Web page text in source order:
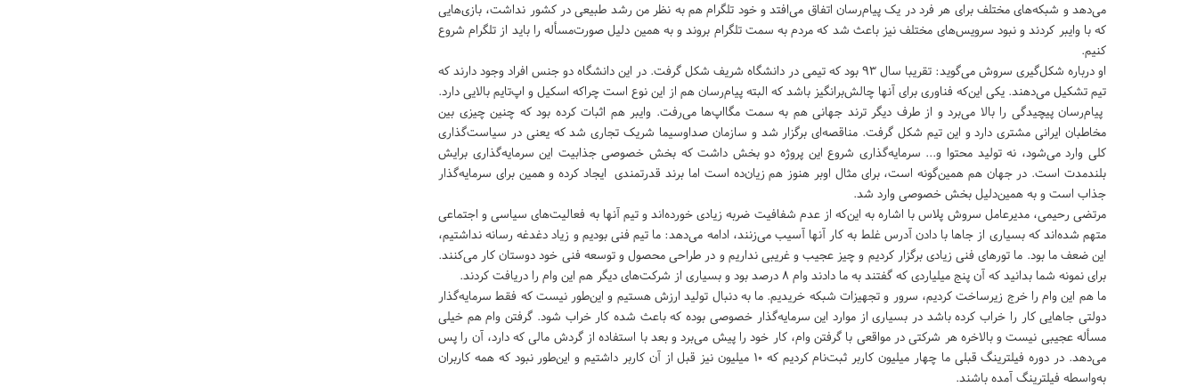
می‌دهد و شبکه‌های مختلف برای هر فرد در یک پیام‌رسان اتفاق می‌افتد و خود تلگرام هم به نظر من رشد طبیعی در کشور نداشت، بازی‌هایی
که با وایبر کردند و نبود سرویس‌های مختلف نیز باعث شد که مردم به سمت تلگرام بروند و به همین دلیل صورت‌مسأله را باید از تلگرام شروع
کنیم.
او درباره شکل‌گیری سروش می‌گوید: تقریبا سال ۹۳ بود که تیمی در دانشگاه شریف شکل گرفت. در این دانشگاه دو جنس افراد وجود دارند که
تیم تشکیل می‌دهند. یکی این‌که فناوری برای آنها چالش‌برانگیز باشد که البته پیام‌رسان هم از این نوع است چراکه اسکیل و اپ‌تایم بالایی دارد.
پیام‌رسان پیچیدگی را بالا می‌برد و از طرف دیگر ترند جهانی هم به سمت مگااپ‌ها می‌رفت. وایبر هم اثبات کرده بود که چنین چیزی بین
مخاطبان ایرانی مشتری دارد و این تیم شکل گرفت. مناقصه‌ای برگزار شد و سازمان صداوسیما شریک تجاری شد که یعنی در سیاست‌گذاری
کلی وارد می‌شود، نه تولید محتوا و... سرمایه‌گذاری شروع این پروژه دو بخش داشت که بخش خصوصی جذابیت این سرمایه‌گذاری برایش
بلندمدت است. در جهان هم همین‌گونه است، برای مثال اوبر هنوز هم زیان‌ده است اما برند قدرتمندی ایجاد کرده و همین برای سرمایه‌گذار
جذاب است و به همین‌دلیل بخش خصوصی وارد شد.
مرتضی رحیمی، مدیرعامل سروش پلاس با اشاره به این‌که از عدم شفافیت ضربه زیادی خورده‌اند و تیم آنها به فعالیت‌های سیاسی و اجتماعی
متهم شده‌اند که بسیاری از جاها با دادن آدرس غلط به کار آنها آسیب می‌زنند، ادامه می‌دهد: ما تیم فنی بودیم و زیاد دغدغه رسانه نداشتیم،
این ضعف ما بود. ما تورهای فنی زیادی برگزار کردیم و چیز عجیب و غریبی نداریم و در طراحی محصول و توسعه فنی خود دوستان کار می‌کنند.
برای نمونه شما بدانید که آن پنج میلیاردی که گفتند به ما دادند وام ۸ درصد بود و بسیاری از شرکت‌های دیگر هم این وام را دریافت کردند.
ما هم این وام را خرج زیرساخت کردیم، سرور و تجهیزات شبکه خریدیم. ما به دنبال تولید ارزش هستیم و این‌طور نیست که فقط سرمایه‌گذار
دولتی جاهایی کار را خراب کرده باشد در بسیاری از موارد این سرمایه‌گذار خصوصی بوده که باعث شده کار خراب شود. گرفتن وام هم خیلی
مسأله عجیبی نیست و بالاخره هر شرکتی در مواقعی با گرفتن وام، کار خود را پیش‌ می‌برد و بعد با استفاده از گردش مالی که دارد، آن را پس
می‌دهد. در دوره فیلترینگ قبلی ما چهار میلیون کاربر ثبت‌نام کردیم که ۱۰ میلیون نیز قبل از آن کاربر داشتیم و این‌طور نبود که همه کاربران
به‌واسطه فیلترینگ آمده باشند.